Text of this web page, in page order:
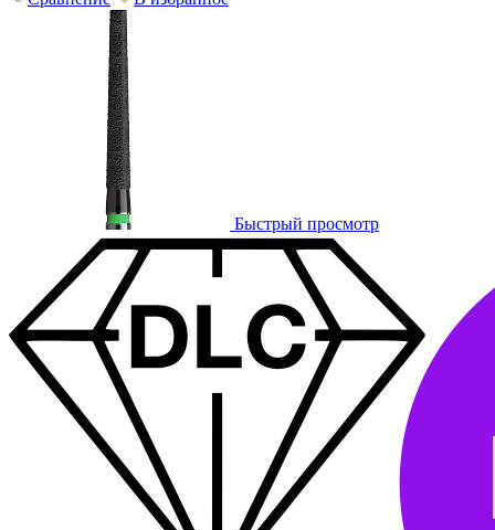
Быстрый просмотр